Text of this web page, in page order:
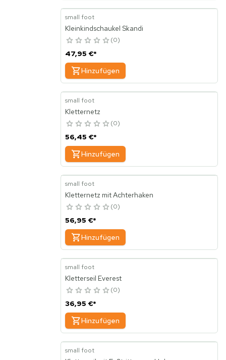
small foot
Kleinkindschaukel Skandi
0
47,95 €*
Hinzufügen
small foot
Kletternetz
0
56,45 €*
Hinzufügen
small foot
Kletternetz mit Achterhaken
0
56,95 €*
Hinzufügen
small foot
Kletterseil Everest
0
36,95 €*
Hinzufügen
small foot